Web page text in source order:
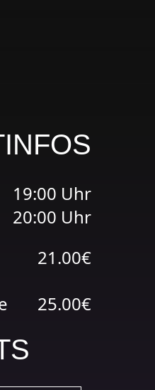
19:00 Uhr
20:00 Uhr
21.00€
25.00€